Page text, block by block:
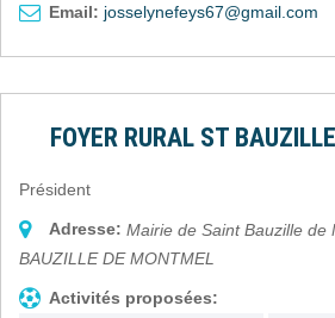
Email: josselynefeys67@gmail.com
FOYER RURAL ST
Président
Adresse: Mairie de Saint Bauzille de
BAUZILLE DE MONTMEL
Activités proposées: